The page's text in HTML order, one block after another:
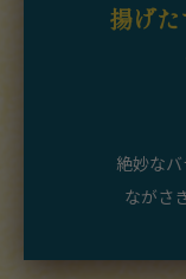
揚げ
絶妙な
ながさ